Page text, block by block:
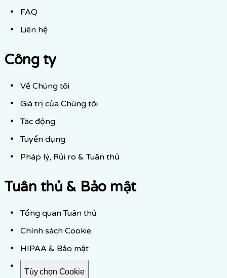
FAQ
Liên hệ
Công ty
Về Chúng tôi
Giá trị của Chúng tôi
Tác động
Tuyển dụng
Pháp lý, Rủi ro & Tuân thủ
Tuân thủ & Bảo mật
Tổng quan Tuân thủ
Chính sách Cookie
HIPAA & Bảo mật
Tùy chọn Cookie